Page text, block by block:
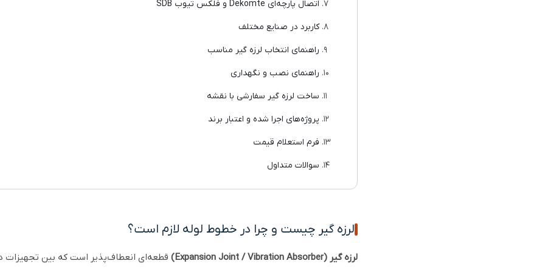
اتصال پارچه‌ای Dekomte و فلکس تیوب SDB
کاربرد در صنایع مختلف
راهنمای انتخاب لرزه گیر مناسب
راهنمای نصب و نگهداری
ساخت لرزه گیر سفارشی با نقشه
پروژه‌های اجرا شده و اعتبار برند
فرم استعلام قیمت
سوالات متداول
لرزه گیر چیست و چرا در خطوط لوله لازم است؟
لرزه گیر (Expansion Joint / Vibration Absorber)
قطعه‌ای انعطاف‌پذیر است که بین تجهیزات